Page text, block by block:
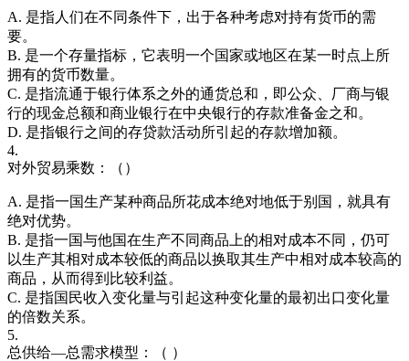
A. 是指人们在不同条件下，出于各种考虑对持有货币的需
要。
B. 是一个存量指标，它表明一个国家或地区在某一时点上所
拥有的货币数量。
C. 是指流通于银行体系之外的通货总和，即公众、厂商与银
行的现金总额和商业银行在中央银行的存款准备金之和。
D. 是指银行之间的存贷款活动所引起的存款增加额。
4.
对外贸易乘数：（）
A. 是指一国生产某种商品所花成本绝对地低于别国，就具有
绝对优势。
B. 是指一国与他国在生产不同商品上的相对成本不同，仍可
以生产其相对成本较低的商品以换取其生产中相对成本较高的
商品，从而得到比较利益。
C. 是指国民收入变化量与引起这种变化量的最初出口变化量
的倍数关系。
5.
总供给—总需求模型：（ ）